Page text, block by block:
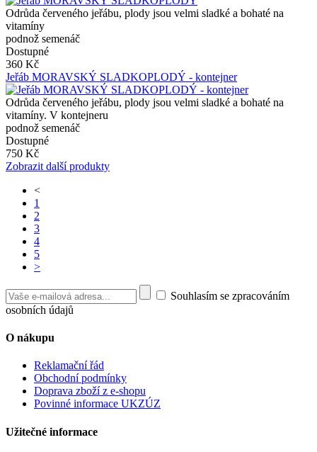
Odrůda červeného jeřábu, plody jsou velmi sladké a bohaté na
vitamíny
podnož semenáč
Dostupné
360 Kč
Jeřáb MORAVSKÝ SLADKOPLODÝ - kontejner
Odrůda červeného jeřábu, plody jsou velmi sladké a bohaté na
vitamíny. V kontejneru
podnož semenáč
Dostupné
750 Kč
Zobrazit další produkty
<
1
2
3
4
5
>
Souhlasím se zpracováním
osobních údajů
O nákupu
Reklamační řád
Obchodní podmínky
Doprava zboží z e-shopu
Povinné informace UKZÚZ
Užitečné informace